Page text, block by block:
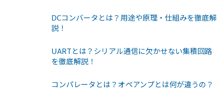
DCコンバータとは？用途や原理・仕組みを徹底解
説！
UARTとは？シリアル通信に欠かせない集積回路
を徹底解説！
コンパレータとは？オペアンプとは何が違うの？